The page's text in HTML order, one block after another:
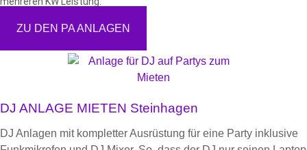
ZU DEN PA ANLAGEN
DJ ANLAGE MIETEN Steinhagen​
DJ Anlagen mit kompletter Ausrüstung für eine Party inklusive